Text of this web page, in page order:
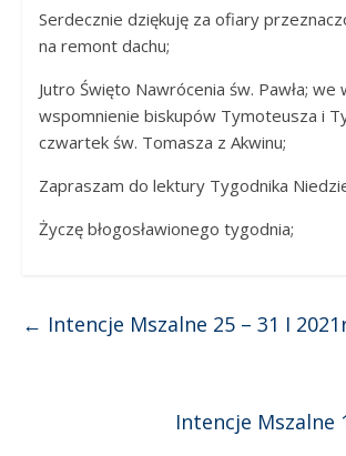
Serdecznie dziękuję za ofiary
na remont dachu;
Jutro Święto Nawrócenia św. Pawła; we
wspomnienie biskupów Tymoteusza i
czwartek św. Tomasza z Akwinu;
Zapraszam do lektury Tygodnika
Życzę błogosławionego tygodnia;
← Intencje Mszalne 25 – 31 I
Intencje Mszalne